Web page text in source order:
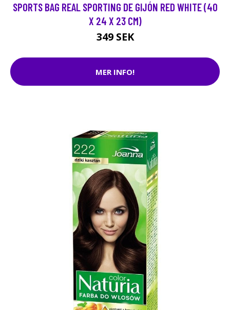
SPORTS BAG REAL SPORTING DE GIJÓN RED WHITE (40
X 24 X 23 CM)
349 SEK
MER INFO!